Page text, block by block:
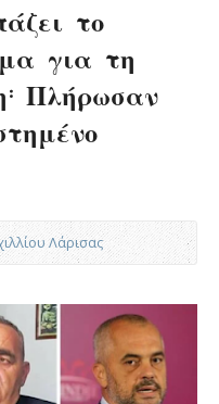
το
για τη
Πλήρωσαν
Λάρισας